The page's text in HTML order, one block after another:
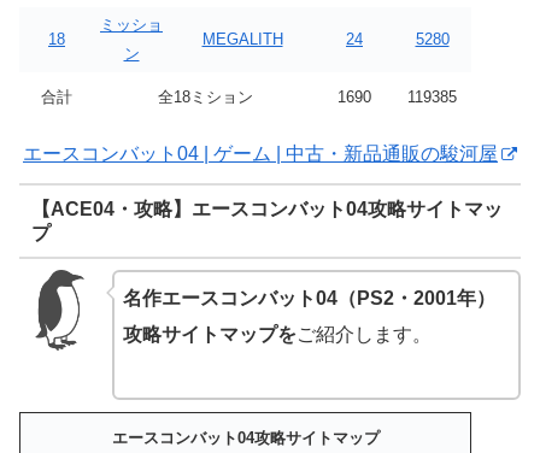
18
ミッショ
ン
MEGALITH 24 5280
合計 全18ミション 1690 119385
エースコンバット04 | ゲーム | 中古・新品通販の駿河屋
【ACE04・攻略】エースコンバット04攻略サイトマッ
プ
名作エースコンバット04（PS2・2001年）
攻略サイトマップをご紹介します。
エースコンバット04攻略サイトマップ